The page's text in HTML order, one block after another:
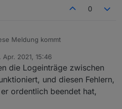
0
Meldung kommt
Apr. 2021, 15:46
von
die Logeinträge zwischen
und diesen Fehlern,
ordentlich beendet hat,